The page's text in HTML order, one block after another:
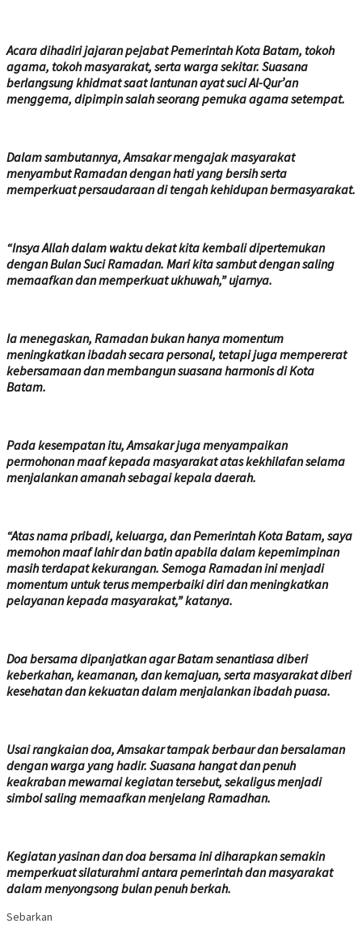
Acara dihadiri jajaran pejabat Pemerintah Kota Batam, tokoh
agama, tokoh masyarakat, serta warga sekitar. Suasana
berlangsung khidmat saat lantunan ayat suci Al-Qur’an
menggema, dipimpin salah seorang pemuka agama setempat.
Dalam sambutannya, Amsakar mengajak masyarakat
menyambut Ramadan dengan hati yang bersih serta
memperkuat persaudaraan di tengah kehidupan bermasyarakat.
“Insya Allah dalam waktu dekat kita kembali dipertemukan
dengan Bulan Suci Ramadan. Mari kita sambut dengan saling
memaafkan dan memperkuat ukhuwah,” ujarnya.
Ia menegaskan, Ramadan bukan hanya momentum
meningkatkan ibadah secara personal, tetapi juga mempererat
kebersamaan dan membangun suasana harmonis di Kota
Batam.
Pada kesempatan itu, Amsakar juga menyampaikan
permohonan maaf kepada masyarakat atas kekhilafan selama
menjalankan amanah sebagai kepala daerah.
“Atas nama pribadi, keluarga, dan Pemerintah Kota Batam, saya
memohon maaf lahir dan batin apabila dalam kepemimpinan
masih terdapat kekurangan. Semoga Ramadan ini menjadi
momentum untuk terus memperbaiki diri dan meningkatkan
pelayanan kepada masyarakat,” katanya.
Doa bersama dipanjatkan agar Batam senantiasa diberi
keberkahan, keamanan, dan kemajuan, serta masyarakat diberi
kesehatan dan kekuatan dalam menjalankan ibadah puasa.
Usai rangkaian doa, Amsakar tampak berbaur dan bersalaman
dengan warga yang hadir. Suasana hangat dan penuh
keakraban mewarnai kegiatan tersebut, sekaligus menjadi
simbol saling memaafkan menjelang Ramadhan.
Kegiatan yasinan dan doa bersama ini diharapkan semakin
memperkuat silaturahmi antara pemerintah dan masyarakat
dalam menyongsong bulan penuh berkah.
Sebarkan